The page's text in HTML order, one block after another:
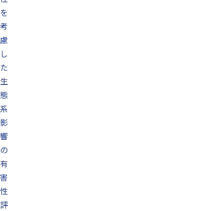
を
考
慮
し
た
生
態
系
影
響
の
有
害
性
評